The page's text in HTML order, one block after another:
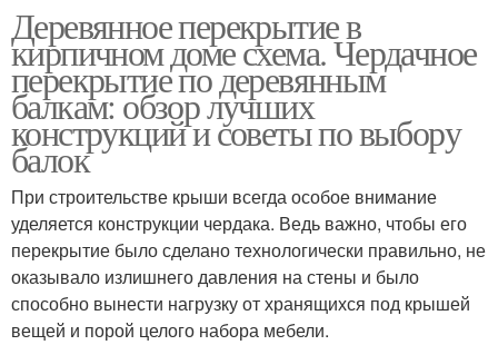
Деревянное перекрытие в
кирпичном доме схема. Чердачное
перекрытие по деревянным
балкам: обзор лучших
конструкций и советы по выбору
балок
При строительстве крыши всегда особое внимание
уделяется конструкции чердака. Ведь важно, чтобы его
перекрытие было сделано технологически правильно, не
оказывало излишнего давления на стены и было
способно вынести нагрузку от хранящихся под крышей
вещей и порой целого набора мебели.